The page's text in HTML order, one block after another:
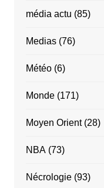
média actu (85)
Medias(76)
Météo(6)
Monde(171)
Moyen Orient(28)
NBA(73)
Nécrologie(93)